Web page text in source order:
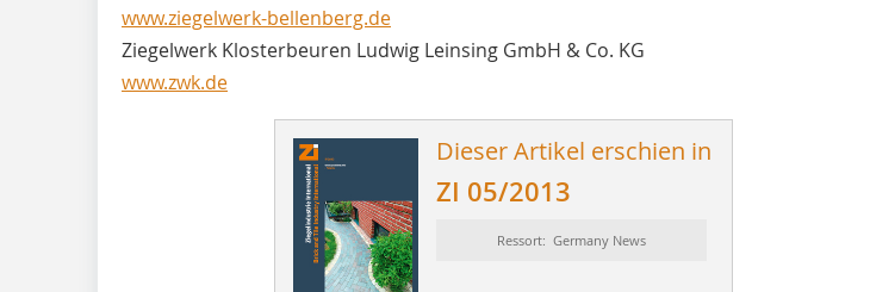
www.ziegelwerk-bellenberg.de
Ziegelwerk Klosterbeuren Ludwig Leinsing GmbH & Co. KG
www.zwk.de
Dieser Artikel erschien in
ZI 05/2013
Ressort: Germany News